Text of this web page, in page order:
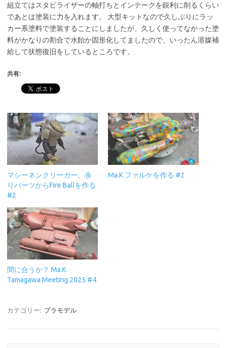
組立てはスタビライザーの軸打ちとインテークを鋭利に削るくらい
であとは塗装に力を入れます。 大型キットなので久しぶりにラッ
カー系塗料で塗装することにしましたが、久しく使ってなかった塗
料がかなりの割合で水飴か固形化してましたので、いったん溶媒補
給して状態復旧をしているところです。
共有:
マシーネンクリーガー、余
りパーツからFire Ballを作る
#2
Ma.K ファルケを作る #2
間に合うか？ Ma.K
Tamagawa Meeting 2025 #4
カテゴリー: プラモデル